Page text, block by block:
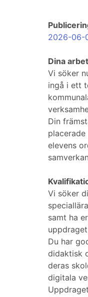
2026-06-
Dina
Vi söker
ingå i ett
Din
elevens
Vi söker
samt ha
Du har
didaktisk
deras
digitala